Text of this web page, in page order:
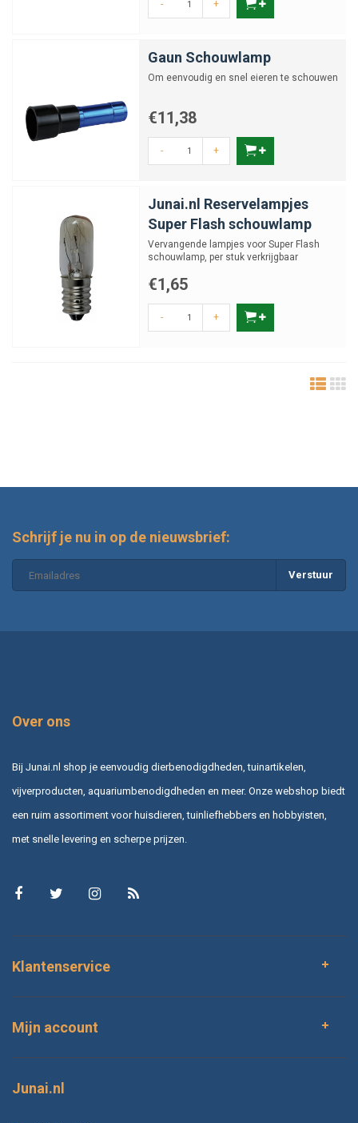
- +
Gaun Schouwlamp
Om eenvoudig en snel eieren te schouwen
€11,38
- +
Junai.nl Reservelampjes
Super Flash schouwlamp
Vervangende lampjes voor Super Flash
schouwlamp, per stuk verkrijgbaar
€1,65
- +
Schrijf je nu in op de nieuwsbrief:
Verstuur
Over ons
Bij Junai.nl shop je eenvoudig dierbenodigdheden, tuinartikelen,
vijverproducten, aquariumbenodigdheden en meer. Onze webshop biedt
een ruim assortiment voor huisdieren, tuinliefhebbers en hobbyisten,
met snelle levering en scherpe prijzen.
Klantenservice
Mijn account
Junai.nl